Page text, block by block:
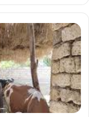
تحصين
8,529
رأس
ماشية
في
حملة
بيطرية
مكثفة
بسيدي